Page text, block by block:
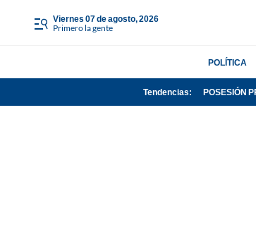
viernes 07 de agosto, 2026
Primero la gente
POLÍTICA
Tendencias: POSESIÓN